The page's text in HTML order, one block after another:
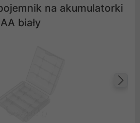
na akumulatorki
biały